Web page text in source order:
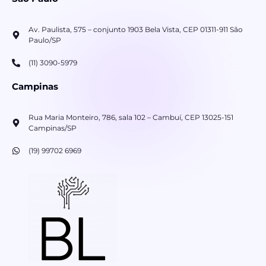
Av. Paulista, 575 – conjunto 1903 Bela Vista, CEP 01311-911 São
Paulo/SP
(11) 3090-5979
Campinas
Rua Maria Monteiro, 786, sala 102 – Cambuí, CEP 13025-151
Campinas/SP
(19) 99702 6969